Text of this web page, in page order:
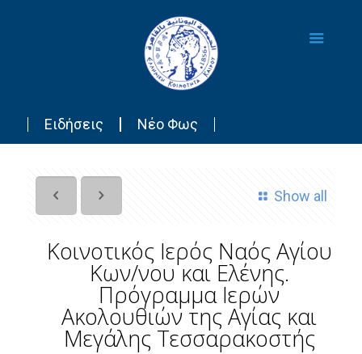
Ειδήσεις Νέο Φως
Show all
Κοινοτικός Ιερός Ναός Αγίου
Κων/νου και Ελένης.
Πρόγραμμα Ιερών
Ακολουθιών της Αγίας και
Μεγάλης Τεσσαρακοστής